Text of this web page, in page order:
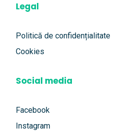
Legal
Politică de confidențialitate
Cookies
Social media
Facebook
Instagram